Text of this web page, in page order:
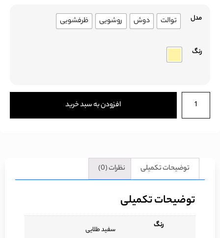
مدل توالت دوش روشویی ظرفشویی
رنگ
افزودن به سبد خرید
توضیحات تکمیلی نظرات (0)
توضیحات تکمیلی
رنگ سفید طلایی